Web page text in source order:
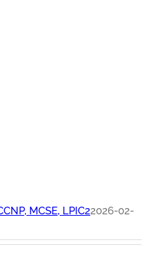
MCSE, LPIC22026-02-